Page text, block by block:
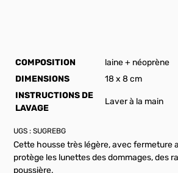
COMPOSITION
laine + néoprène
DIMENSIONS
18 x 8 cm
INSTRUCTIONS DE
LAVAGE
Laver à la main
UGS :SUGREBG
Cette housse très légère, avec fermeture
protège les lunettes des dommages, des
poussière.